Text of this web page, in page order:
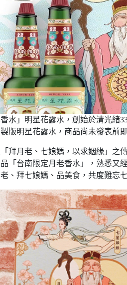
水」明星花露水，創始於清光緒
版明星花露水，商品尚未發表前
拜月老、七娘媽，以求姻緣」之
「台南限定月老香水」，熟悉又
、拜七娘媽、品美食，共度難忘